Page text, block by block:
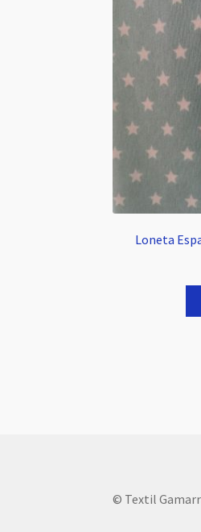
Loneta
© Textil